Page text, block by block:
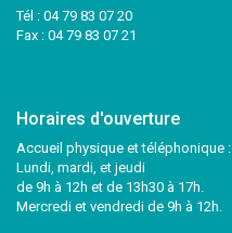
Tél : 04 79 83 07 20
Fax : 04 79 83 07 21
Horaires d'ouverture
Accueil physique et téléphonique :
Lundi, mardi, et jeudi
de 9h à 12h et de 13h30 à 17h.
Mercredi et vendredi de 9h à 12h.